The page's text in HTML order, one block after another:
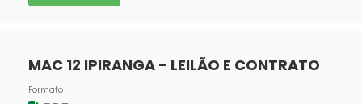
MAC 12 IPIRANGA - LEILÃO E CONTRATO
Formato